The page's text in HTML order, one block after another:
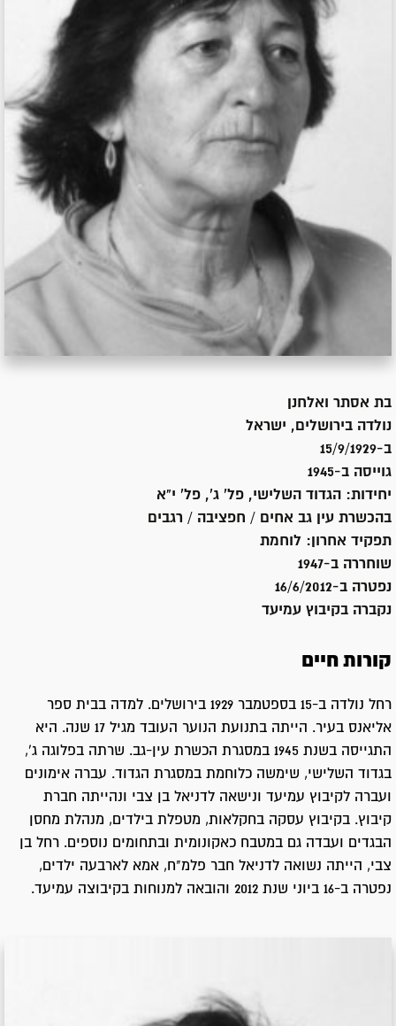
בת אסתר ואלחנן
נולדה בירושלים, ישראל
ב-15/9/1929
גוייסה ב-1945
יחידות: הגדוד השלישי, פל' ג', פל' י"א
בהכשרת עין גב אחים / חפציבה / רגבים
תפקיד אחרון: לוחמת
שוחררה ב-1947
נפטרה ב-16/6/2012
נקברה בקיבוץ עמיעד
קורות חיים
רחל נולדה ב-15 בספטמבר 1929 בירושלים. למדה בבית ספר
אליאנס בעיר. הייתה בתנועת הנוער העובד מגיל 17 שנה. היא
התגייסה בשנת 1945 במסגרת הכשרת עין-גב. שרתה בפלוגה ג',
בגדוד השלישי, שימשה כלוחמת במסגרת הגדוד. עברה אימונים
ועברה לקיבוץ עמיעד ונישאה לדניאל בן צבי ונהייתה חברת
קיבוץ. בקיבוץ עסקה בחקלאות, מטפלת בילדים, מנהלת מחסן
הבגדים ועבדה גם במטבח כאקונומית ובתחומים נוספים. רחל בן
צבי, הייתה נשואה לדניאל חבר פלמ"ח, אמא לארבעה ילדים,
נפטרה ב-16 ביוני שנת 2012 והובאה למנוחות בקיבוצה עמיעד.